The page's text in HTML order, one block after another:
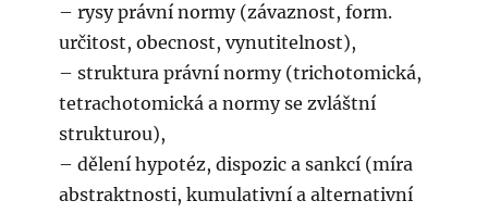
– rysy právní normy (závaznost, form.
určitost, obecnost, vynutitelnost),
– struktura právní normy (trichotomická,
tetrachotomická a normy se zvláštní
strukturou),
– dělení hypotéz, dispozic a sankcí (míra
abstraktnosti, kumulativní a alternativní